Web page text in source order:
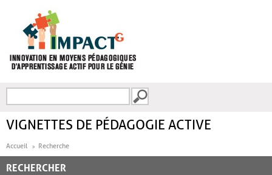
FORMULAIRE DE
VIGNETTES DE PÉDAGOGIE ACTIVE
Accueil Recherche
RECHERCHER